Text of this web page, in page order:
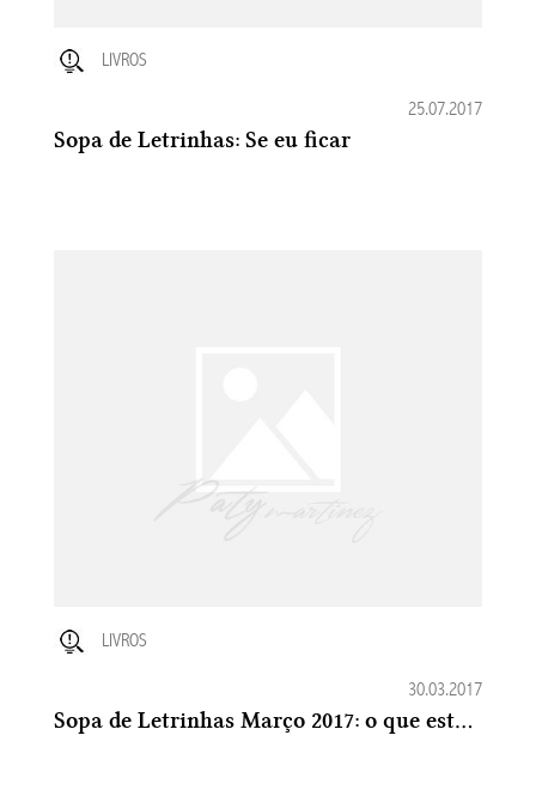
LIVROS
25.07.2017
Sopa de Letrinhas: Se eu ficar
LIVROS
30.03.2017
Sopa de Letrinhas Março 2017: o que estou lendo